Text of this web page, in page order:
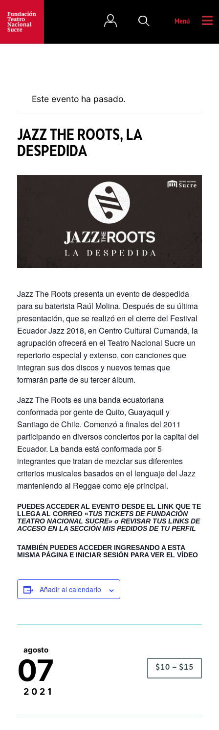
Menú
Este evento ha pasado.
JAZZ THE ROOTS, LA
DESPEDIDA
Jazz The Roots presenta un evento de despedida
para su baterista Raúl Molina. Después de su última
presentación, que se realizó en el cierre del Festival
Ecuador Jazz 2018, en Centro Cultural Cumandá, la
agrupación ofrecerá en el Teatro Nacional Sucre un
repertorio especial y extenso, con canciones que
integran sus dos discos y nuevos temas que
formarán parte de su tercer álbum.
Jazz The Roots es una banda ecuatoriana
conformada por gente de Quito, Guayaquil y
Santiago de Chile. Comenzó a finales del 2011
participando en diversos conciertos por la capital del
Ecuador. La banda está conformada por 5
integrantes que tratan de mezclar sus diferentes
criterios musicales basados en el lenguaje del Jazz
manteniendo al Reggae como eje principal.
PUEDES ACCEDER AL EVENTO DESDE EL LINK QUE TE
LLEGA AL CORREO «TUS TICKETS DE FUNDACIÓN
TEATRO NACIONAL SUCRE» o REVISAR TUS LINKS DE
ACCESO EN LA SECCIÓN MIS PEDIDOS DE TU PERFIL
TAMBIÉN PUEDES ACCEDER INGRESANDO A ESTA
MISMA PÁGINA E INICIAR SESIÓN PARA VER EL VÍDEO
Añadir al calendario
agosto
07
2021
$10 – $15